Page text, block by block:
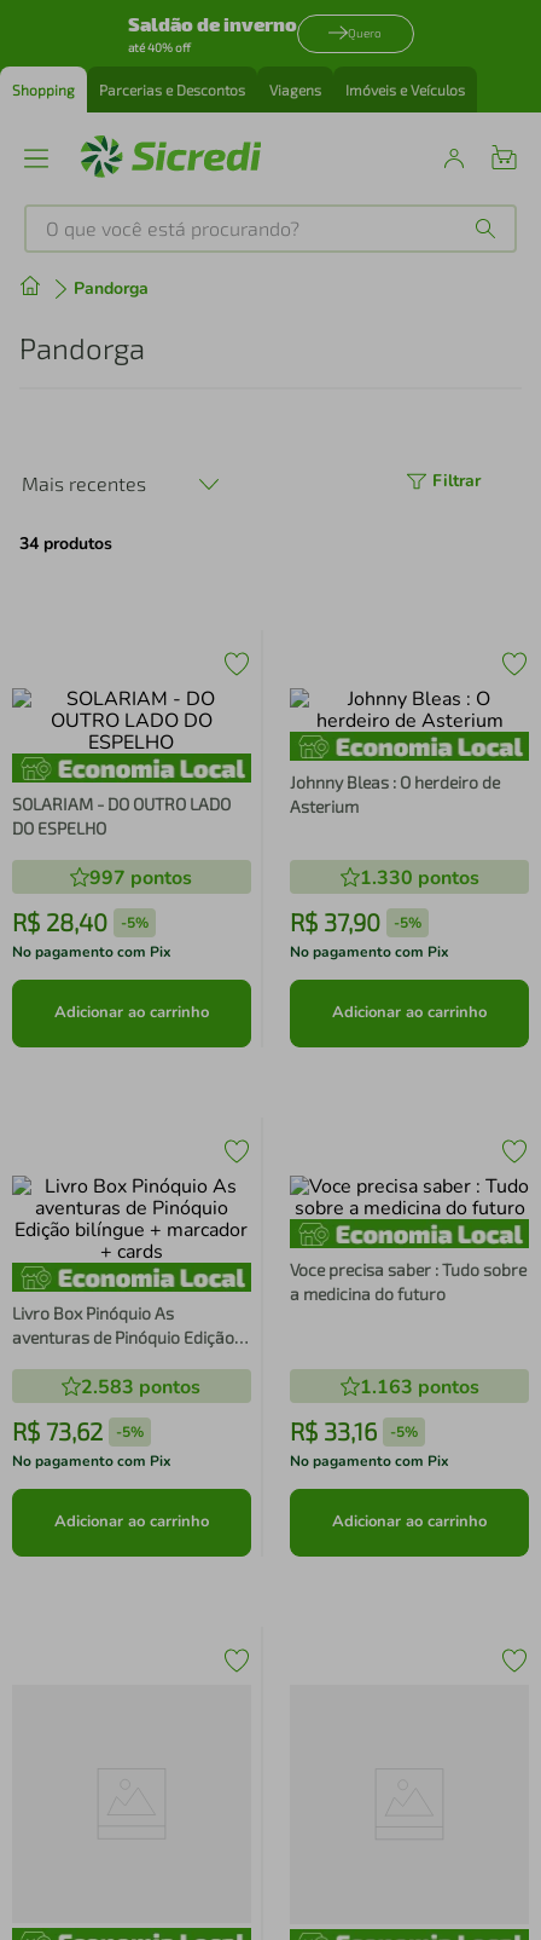
Saldão de inverno
até 40% off
Quero
Shopping Parcerias e Descontos Viagens Imóveis e Veículos
O que você está procurando?
Pandorga
Pandorga
Mais recentes Filtrar
34 produtos
SOLARIAM - DO OUTRO LADO
DO ESPELHO
997 pontos
R$ 28,40 -5%
No pagamento com Pix
Adicionar ao carrinho
Johnny Bleas : O herdeiro de
Asterium
1.330 pontos
R$ 37,90 -5%
No pagamento com Pix
Adicionar ao carrinho
Livro Box Pinóquio As
aventuras de Pinóquio Edição
2.583 pontos
R$ 73,62 -5%
No pagamento com Pix
Adicionar ao carrinho
Voce precisa saber : Tudo sobre
a medicina do futuro
1.163 pontos
R$ 33,16 -5%
No pagamento com Pix
Adicionar ao carrinho
Produtos mais buscados
perfume
4º air fryer